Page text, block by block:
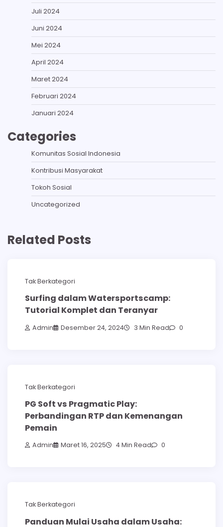
Juli 2024
Juni 2024
Mei 2024
April 2024
Maret 2024
Februari 2024
Januari 2024
Categories
Komunitas Sosial Indonesia
Kontribusi Masyarakat
Tokoh Sosial
Uncategorized
Related Posts
Tak Berkategori
Surfing dalam Watersportscamp:
Tutorial Komplet dan Teranyar
Admin Desember 24, 2024 3 Min Read 0
Tak Berkategori
PG Soft vs Pragmatic Play:
Perbandingan RTP dan Kemenangan
Pemain
Admin Maret 16, 2025 4 Min Read 0
Tak Berkategori
Panduan Mulai Usaha dalam Usaha: